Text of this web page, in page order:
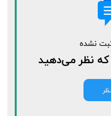
نشده
که نظر می‌دهید